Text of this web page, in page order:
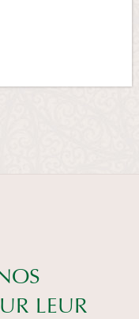
LEUR